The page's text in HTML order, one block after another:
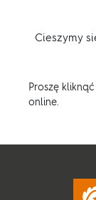
Produkty
Cieszymy
Proszę kliknąć
online.